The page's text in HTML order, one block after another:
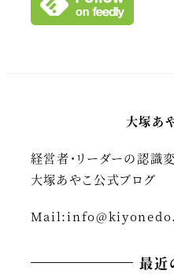
大塚あ
経営者・リーダーの認識
大塚あやこ公式ブログ
Mail:
最近